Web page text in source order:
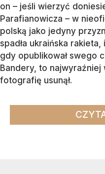
on – jeśli wierzyć
Parafianowicza – w
polską jako jedyny
spadła ukraińska
gdy opublikował swego
Bandery, to
fotografię usunął.